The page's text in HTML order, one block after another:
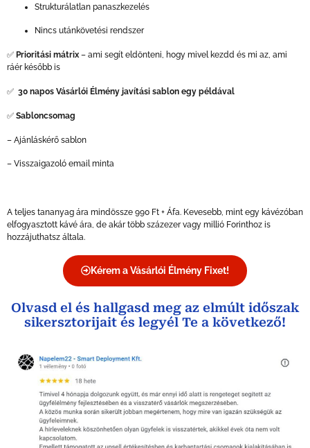
Strukturálatlan panaszkezelés
Nincs utánkövetési rendszer
✅ Prioritási mátrix – ami segít eldönteni, hogy mivel kezdd és mi az, ami
ráér később is
✅ 30 napos Vásárlói Élmény javítási sablon egy példával
✅ Sabloncsomag
– Ajánláskérő sablon
– Visszaigazoló email minta
A teljes tananyag ára mindössze 990 Ft + Áfa. Kevesebb, mint egy kávézóban
elfogyasztott kávé ára, de akár több százezer vagy millió Forinthoz is
hozzájuthatsz általa.
Kérem a Vásárlói Élmény Fixet!
Olvasd el és hallgasd meg az elmúlt időszak
sikersztorijait és legyél Te a következő!